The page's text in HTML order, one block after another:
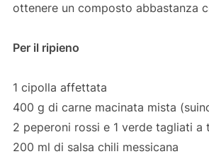
ottenere un composto abbastanza
Per il ripieno
1 cipolla affettata
400 g di carne macinata mista
2 peperoni rossi e 1 verde tagliati a
200 ml di salsa chili messicana